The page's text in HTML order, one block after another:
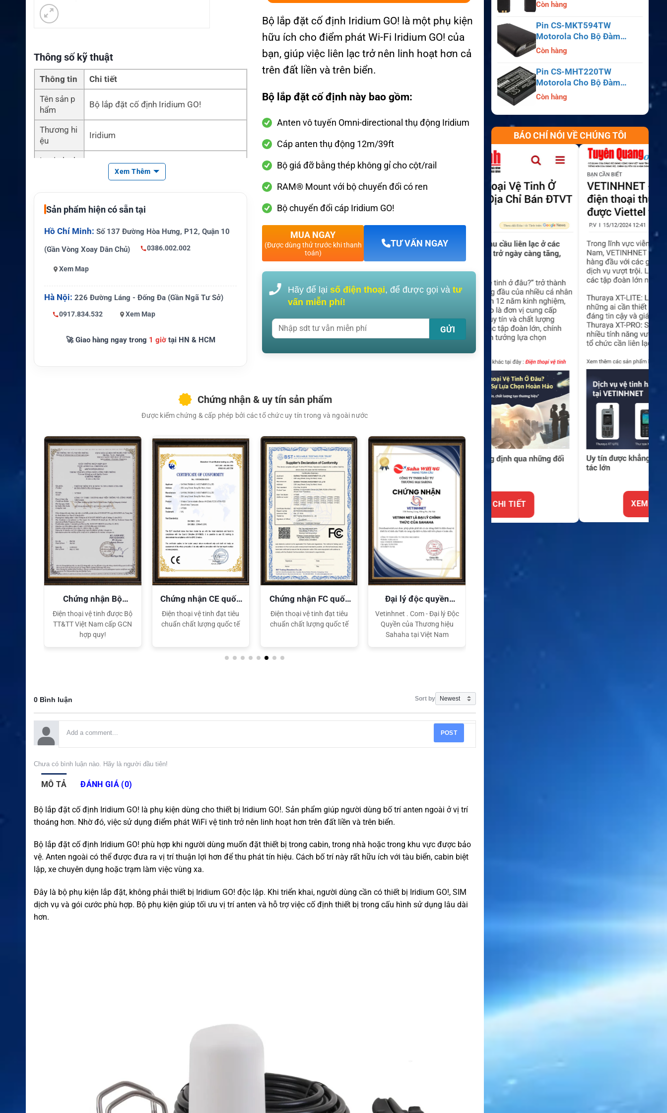
Thông số kỹ thuật
Thông tin
Chi tiết
Tên sản p
hẩm
Bộ lắp đặt cố định Iridium GO!
Thương hi
ệu
Iridium
Loại phụ k
Bộ anten và phụ kiện lắp cố định
ơng thích
ắp đặt
Chứng nh
ận hàng h
IEC 60945 cho corrosion, vibration, comp
Ứng dụng
Tàu biển, cabin, nhà trạm, xe chuyên dụng,
điểm làm việc xa
Xem Thêm
Sản phẩm hiện có sẵn tại
Hồ Chí Minh: Số 137 Đường Hòa Hưng, P12, Quận 10
(Gần Vòng Xoay Dân Chủ)
0386.002.002
Xem Map
Hà Nội: 226 Đường Láng - Đống Đa (Gần Ngã Tư Sở)
0917.834.532 Xem Map
🚀 Giao hàng ngay trong 1 giờtại HN & HCM
Bộ lắp đặt cố định Iridium GO! là một phụ kiện
hữu ích cho điểm phát Wi-Fi Iridium GO! của
bạn, giúp việc liên lạc trở nên linh hoạt hơn cả
trên đất liền và trên biển.
Bộ lắp đặt cố định này bao gồm:
Anten vô tuyến Omni-directional thụ động Iridium
Cáp anten thụ động 12m/39ft
Bộ giá đỡ bằng thép không gỉ cho cột/rail
RAM® Mount với bộ chuyển đổi có ren
Bộ chuyển đổi cáp Iridium GO!
MUA NGAY
(Được dùng thử trước khi thanh
toán)
TƯ VẤN NGAY
Hãy để lạisố điện thoại, để được gọi vàtư
vấn miễn phí!
Chứng nhận & uy tín sản phẩm
Được kiểm chứng & cấp phép bởi các tổ chức uy tín trong và ngoài nước
Chứng nhận Bộ
TT&TT
Điện thoại vệ tinh được Bộ
TT&TT Việt Nam cấp GCN
hợp quy!
Chứng nhận CE quốc
tế
Điện thoại vệ tinh đạt tiêu
chuẩn chất lượng quốc tế
Chứng nhận FC quốc
tế
Điện thoại vệ tinh đạt tiêu
chuẩn chất lượng quốc tế
Đại lý độc quyền
Sahaha
Vetinhnet . Com - Đại lý Độc
Quyền của Thương hiệu
Sahaha tại Việt Nam
0 Bình luận Sort by
POST
Chưa có bình luận nào. Hãy là người đầu tiên!
MÔ TẢ ĐÁNH GIÁ (0)
Bộ lắp đặt cố định Iridium GO! là phụ kiện dùng cho thiết bị Iridium GO!. Sản phẩm giúp người dùng bố trí anten ngoài ở vị trí
thoáng hơn. Nhờ đó, việc sử dụng điểm phát WiFi vệ tinh trở nên linh hoạt hơn trên đất liền và trên biển.
Bộ lắp đặt cố định Iridium GO! phù hợp khi người dùng muốn đặt thiết bị trong cabin, trong nhà hoặc trong khu vực được bảo
vệ. Anten ngoài có thể được đưa ra vị trí thuận lợi hơn để thu phát tín hiệu. Cách bố trí này rất hữu ích với tàu biển, cabin biệt
lập, xe chuyên dụng hoặc trạm làm việc vùng xa.
Đây là bộ phụ kiện lắp đặt, không phải thiết bị Iridium GO! độc lập. Khi triển khai, người dùng cần có thiết bị Iridium GO!, SIM
dịch vụ và gói cước phù hợp. Bộ phụ kiện giúp tối ưu vị trí anten và hỗ trợ việc cố định thiết bị trong cấu hình sử dụng lâu dài
hơn.
APX8000, SRX2200
Còn hàng
Pin CS-MKT594TW
Motorola Cho Bộ Đàm
Astro Saber, MX1000,
Còn hàng
Pin CS-MHT220TW
Motorola Cho Bộ Đàm
MT700, HT210, HT220,
Còn hàng
BÁO CHÍ NÓI VỀ CHÚNG TÔI
XEM CHI TIẾT XEM CHI TIẾT XEM CHI TIẾT